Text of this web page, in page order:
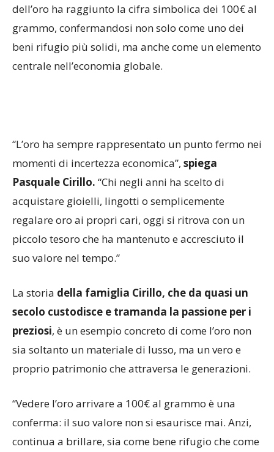
dell’oro ha raggiunto la cifra simbolica dei 100€ al
grammo, confermandosi non solo come uno dei
beni rifugio più solidi, ma anche come un elemento
centrale nell’economia globale.
“L’oro ha sempre rappresentato un punto fermo nei
momenti di incertezza economica”, spiega
Pasquale Cirillo. “Chi negli anni ha scelto di
acquistare gioielli, lingotti o semplicemente
regalare oro ai propri cari, oggi si ritrova con un
piccolo tesoro che ha mantenuto e accresciuto il
suo valore nel tempo.”
La storia della famiglia Cirillo, che da quasi un
secolo custodisce e tramanda la passione per i
preziosi, è un esempio concreto di come l’oro non
sia soltanto un materiale di lusso, ma un vero e
proprio patrimonio che attraversa le generazioni.
“Vedere l’oro arrivare a 100€ al grammo è una
conferma: il suo valore non si esaurisce mai. Anzi,
continua a brillare, sia come bene rifugio che come